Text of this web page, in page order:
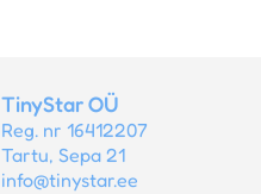
TinyStar OÜ
Reg. nr 16412207
Tartu, Sepa 21
info@tinystar.ee